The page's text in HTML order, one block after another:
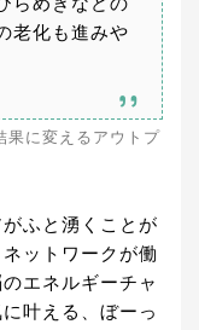
らめきなどの
老化も進みや
果に変えるアウトプ
ふと湧くことが
ットワークが働
エネルギーチャ
叶える、ぼーっ